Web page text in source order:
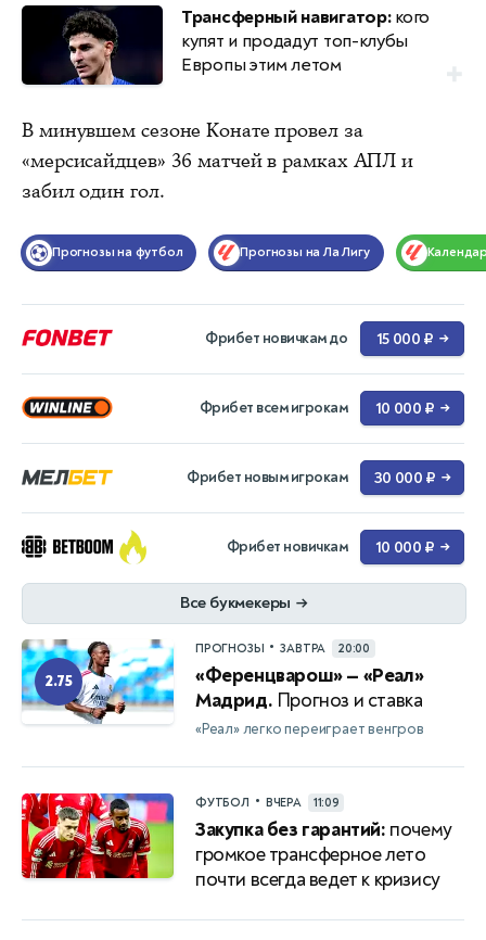
Трансферный навигатор:кого
купят и продадут топ-клубы
Европы этим летом
В минувшем сезоне Конате провел за
«мерсисайдцев» 36 матчей в рамках АПЛ и
забил один гол.
Прогнозы на футбол Прогнозы на Ла Лигу
Фрибет новичкам до 15 000 ₽ →
Фрибет всем игрокам 10 000 ₽ →
Фрибет новым игрокам 30 000 ₽ →
Фрибет новичкам 10 000 ₽ →
Все букмекеры →
2.75
ПРОГНОЗЫ • ЗАВТРА 20:00
«Ференцварош» — «Реал»
Мадрид. Прогноз и ставка
«Реал» легко переиграет венгров
ФУТБОЛ • ВЧЕРА 11:09
Закупка без гарантий: почему
громкое трансферное лето
почти всегда ведет к кризису